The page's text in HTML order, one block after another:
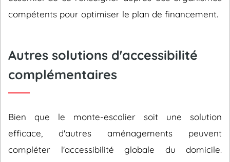
compétents pour optimiser le plan de financement.
Autres solutions d'accessibilité
complémentaires
Bien que le monte-escalier soit une solution
efficace, d'autres aménagements peuvent
compléter l'accessibilité globale du domicile.